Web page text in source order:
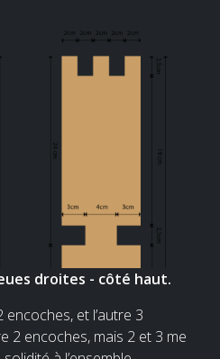
droites - côté haut.
et l’autre 3
2 encoches, mais 2 et 3 me